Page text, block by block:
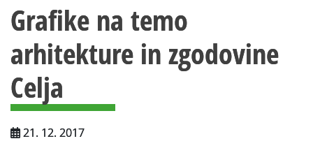
Zaposleni
Povezave
Varstvo osebnih podatkov
Katalog informacij javnega značaja
Zakonodaja
Grafike na temo
arhitekture in zgodovine
Celja
21. 12. 2017